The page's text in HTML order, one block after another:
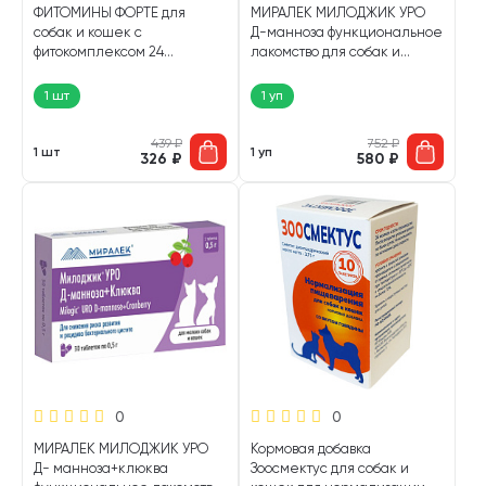
ФИТОМИНЫ ФОРТЕ для
собак и кошек с
фитокомплексом 24
печени уп. 200 таблеток (1
шт)
1 шт
1 шт
439₽
326 ₽
МИРАЛЕК МИЛОДЖИК УРО
Д-манноза функциональное
лакомство для собак и
развития и рецидива
бактериального цистита уп.
1 уп
1 уп
752₽
580 ₽
0
МИРАЛЕК МИЛОДЖИК УРО
Д- манноза+клюква
0
Кормовая добавка
Зоосмектус для собак и